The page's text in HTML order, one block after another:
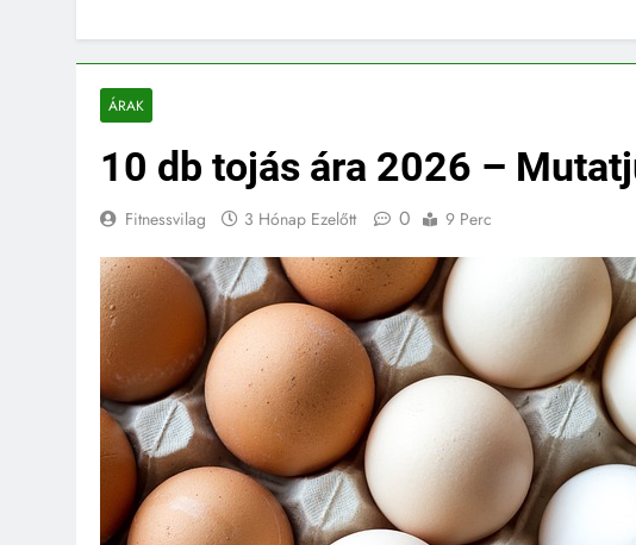
ÁRAK
10 db tojás ára 2026 –
Fitnessvilag 3 Hónap Ezelőtt 0 9 Perc